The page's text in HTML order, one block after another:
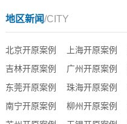
地区新闻/CITY
北京开原案例 上海开原案例
吉林开原案例
广州开原案例
东莞开原案例
珠海开原案例
南宁开原案例
柳州开原案例